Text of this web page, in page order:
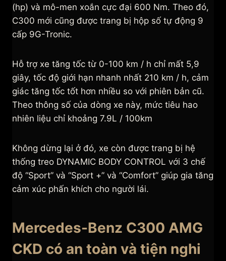
(hp) và mô-men xoắn cực đại 600 Nm. Theo đó,
C300 mới cũng được trang bị hộp số tự động 9
cấp 9G-Tronic.
Hỗ trợ xe tăng tốc từ 0-100 km / h chỉ mất 5,9
giây, tốc độ giới hạn nhanh nhất 210 km / h, cảm
giác tăng tốc tốt hơn nhiều so với phiên bản cũ.
Theo thông số của dòng xe này, mức tiêu hao
nhiên liệu chỉ khoảng 7.9L / 100km
Không dừng lại ở đó, xe còn được trang bị hệ
thống treo DYNAMIC BODY CONTROL với 3 chế
độ “Sport” và “Sport +” và “Comfort” giúp gia tăng
cảm xúc phấn khích cho người lái.
Mercedes-Benz C300 AMG
CKD có an toàn và tiện nghi